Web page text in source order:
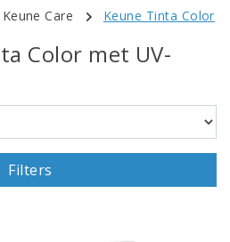
Keune Care Keune Tinta Color
Color met UV-
Filters